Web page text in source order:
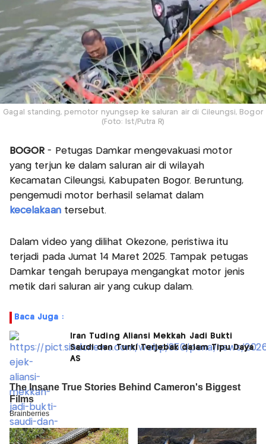
Gagal standing, pemotor nyungsep ke saluran air di Cileungsi, Bogor
(Foto: Ist/Putra R)
BOGOR- Petugas Damkar mengevakuasi motor
yang terjun ke dalam saluran air di wilayah
Kecamatan Cileungsi, Kabupaten Bogor. Beruntung,
pengemudi motor berhasil selamat dalam
kecelakaan tersebut.
Dalam video yang dilihat Okezone, peristiwa itu
terjadi pada Jumat 14 Maret 2025. Tampak petugas
Damkar tengah berupaya mengangkat motor jenis
metik dari saluran air yang cukup dalam.
Baca Juga :
Iran Tuding Aliansi Mekkah Jadi Bukti
Saudi dan Turki Terjebak dalam Tipu Daya
AS